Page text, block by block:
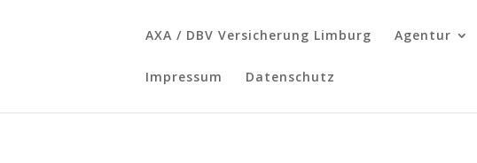
AXA / DBV Versicherung Limburg Agentur
Impressum Datenschutz